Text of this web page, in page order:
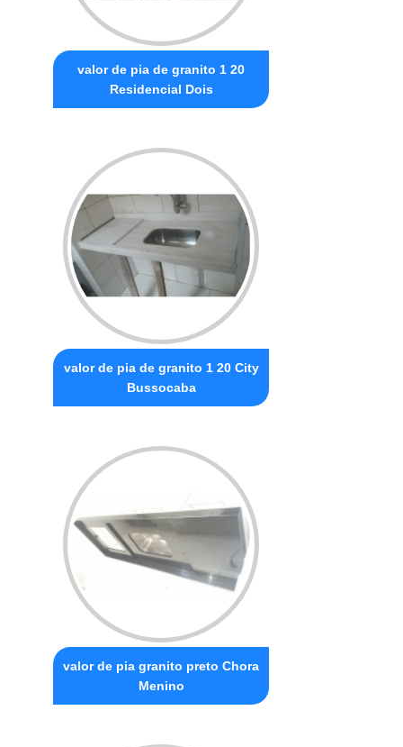
valor de pia de granito 1 20
Residencial Dois
valor de pia de granito 1 20 City
Bussocaba
valor de pia granito preto Chora
Menino